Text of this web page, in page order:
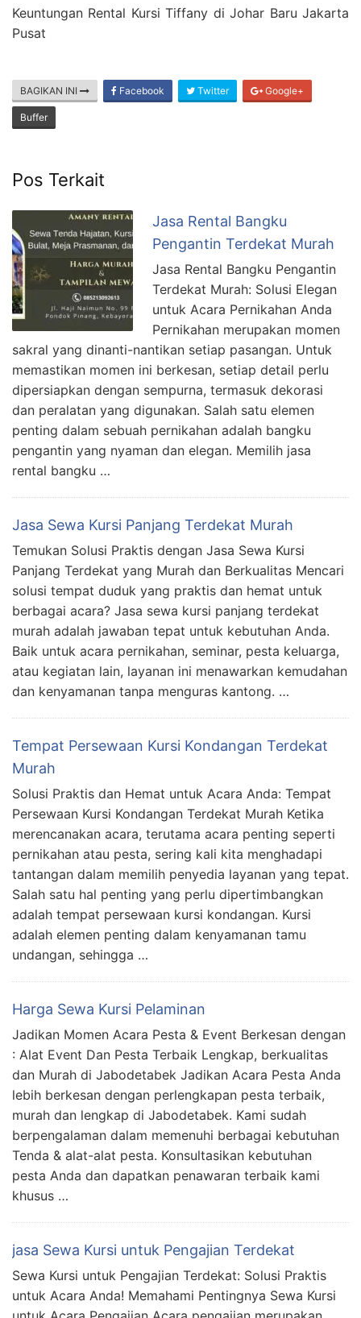
Keuntungan Rental Kursi Tiffany di Johar Baru Jakarta
Pusat
BAGIKAN INI Facebook Twitter Google+
Buffer
Pos Terkait
Jasa Rental Bangku
Pengantin Terdekat Murah
Jasa Rental Bangku Pengantin
Terdekat Murah: Solusi Elegan
untuk Acara Pernikahan Anda
Pernikahan merupakan momen
sakral yang dinanti-nantikan setiap pasangan. Untuk
memastikan momen ini berkesan, setiap detail perlu
dipersiapkan dengan sempurna, termasuk dekorasi
dan peralatan yang digunakan. Salah satu elemen
penting dalam sebuah pernikahan adalah bangku
pengantin yang nyaman dan elegan. Memilih jasa
rental bangku …
Jasa Sewa Kursi Panjang Terdekat Murah
Temukan Solusi Praktis dengan Jasa Sewa Kursi
Panjang Terdekat yang Murah dan Berkualitas Mencari
solusi tempat duduk yang praktis dan hemat untuk
berbagai acara? Jasa sewa kursi panjang terdekat
murah adalah jawaban tepat untuk kebutuhan Anda.
Baik untuk acara pernikahan, seminar, pesta keluarga,
atau kegiatan lain, layanan ini menawarkan kemudahan
dan kenyamanan tanpa menguras kantong. …
Tempat Persewaan Kursi Kondangan Terdekat
Murah
Solusi Praktis dan Hemat untuk Acara Anda: Tempat
Persewaan Kursi Kondangan Terdekat Murah Ketika
merencanakan acara, terutama acara penting seperti
pernikahan atau pesta, sering kali kita menghadapi
tantangan dalam memilih penyedia layanan yang tepat.
Salah satu hal penting yang perlu dipertimbangkan
adalah tempat persewaan kursi kondangan. Kursi
adalah elemen penting dalam kenyamanan tamu
undangan, sehingga …
Harga Sewa Kursi Pelaminan
Jadikan Momen Acara Pesta & Event Berkesan dengan
: Alat Event Dan Pesta Terbaik Lengkap, berkualitas
dan Murah di Jabodetabek Jadikan Acara Pesta Anda
lebih berkesan dengan perlengkapan pesta terbaik,
murah dan lengkap di Jabodetabek. Kami sudah
berpengalaman dalam memenuhi berbagai kebutuhan
Tenda & alat-alat pesta. Konsultasikan kebutuhan
pesta Anda dan dapatkan penawaran terbaik kami
khusus …
jasa Sewa Kursi untuk Pengajian Terdekat
Sewa Kursi untuk Pengajian Terdekat: Solusi Praktis
untuk Acara Anda! Memahami Pentingnya Sewa Kursi